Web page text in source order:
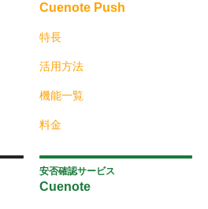
Cuenote Push
特長
活用方法
機能一覧
料金
安否確認サービス
Cuenote